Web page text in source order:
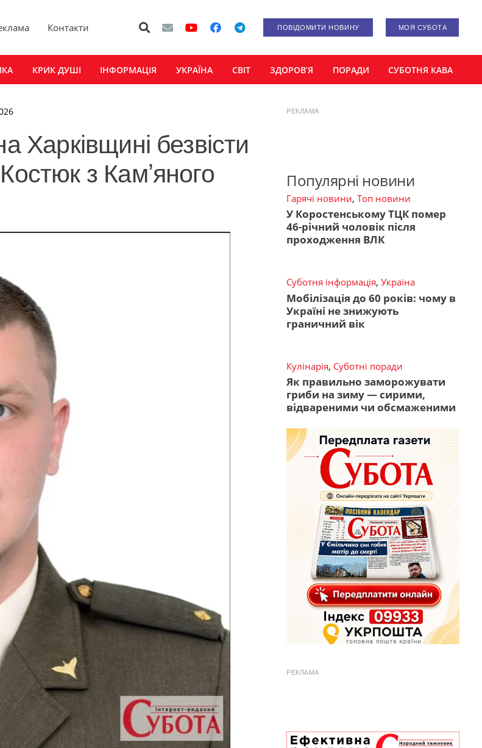
Контакти ПОВІДОМИТИ НОВИНУ МОЯ СУБОТА
КРИК ДУШІ ІНФОРМАЦІЯ УКРАЇНА СВІТ ЗДОРОВ’Я ПОРАДИ СУБОТНЯ КАВА
Харківщині безвісти
з Камʼяного
РЕКЛАМА
Популярні новини
Гарячі новини, Топ новини
У Коростенському ТЦК помер
46-річний чоловік після
проходження ВЛК
Суботня інформація, Україна
Мобілізація до 60 років: чому в
Україні не знижують
граничний вік
Кулінарія, Суботні поради
Як правильно заморожувати
гриби на зиму — сирими,
відвареними чи обсмаженими
РЕКЛАМА